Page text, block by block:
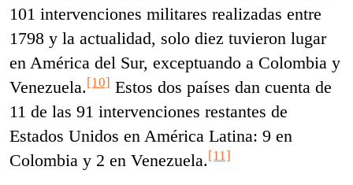
101 intervenciones militares realizadas entre
1798 y la actualidad, solo diez tuvieron lugar
en América del Sur, exceptuando a Colombia y
Venezuela.[10] Estos dos países dan cuenta de
11 de las 91 intervenciones restantes de
Estados Unidos en América Latina: 9 en
Colombia y 2 en Venezuela.[11]